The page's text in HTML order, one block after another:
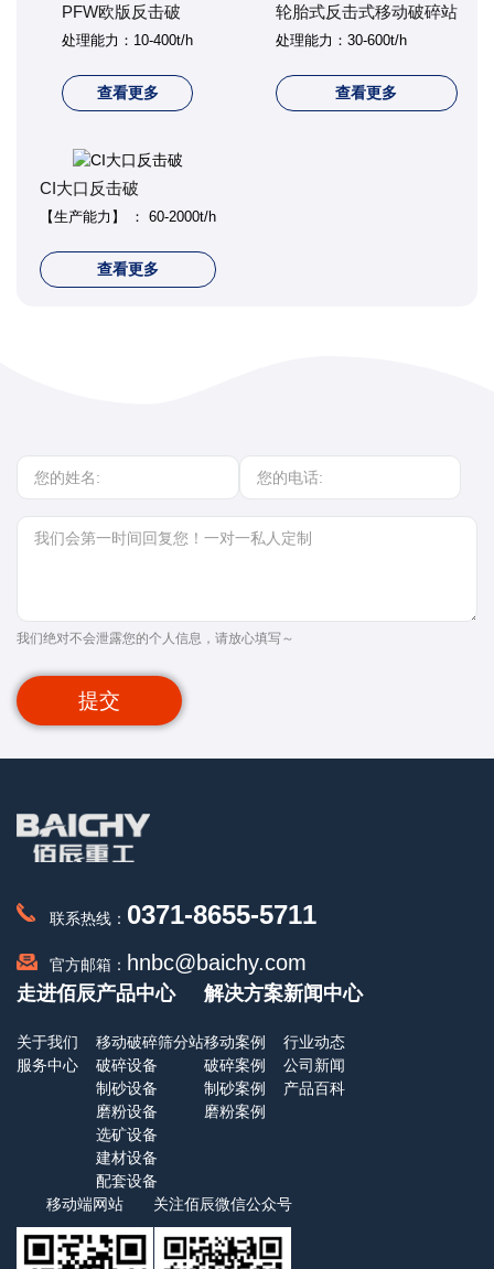
PFW欧版反击破
处理能力：10-400t/h
查看更多
轮胎式反击式移动破碎站
处理能力：30-600t/h
查看更多
CI大口反击破
【生产能力】 ： 60-2000t/h
查看更多
我们绝对不会泄露您的个人信息，请放心填写～
提交
联系热线： 0371-8655-5711
官方邮箱： hnbc@baichy.com
走进佰辰
关于我们
服务中心
产品中心
移动破碎筛分站
破碎设备
制砂设备
磨粉设备
选矿设备
建材设备
配套设备
解决方案
移动案例
破碎案例
制砂案例
磨粉案例
新闻中心
行业动态
公司新闻
产品百科
移动端网站 关注佰辰微信公众号